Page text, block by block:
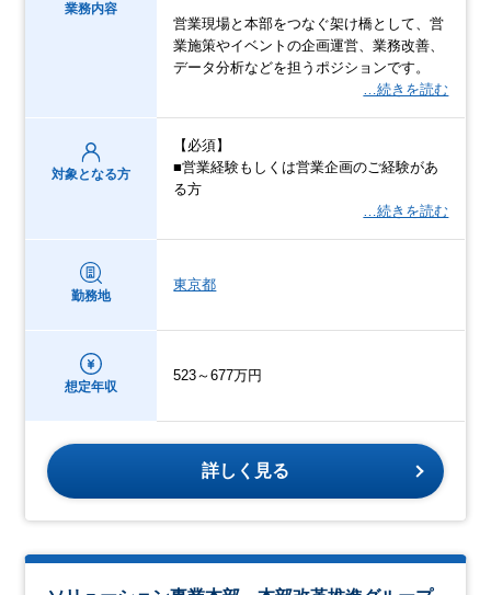
業務内容
営業現場と本部をつなぐ架け橋として、営
業施策やイベントの企画運営、業務改善、
データ分析などを担うポジションです。
…続きを読む
対象となる方
【必須】
■営業経験もしくは営業企画のご経験があ
る方
…続きを読む
勤務地
東京都
想定年収
523～677万円
詳しく見る